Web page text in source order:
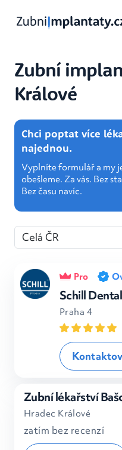
Zubní
Králové
Pro
Schill
Praha 4
Zubní lékařství
Hradec Králové
zatím bez recenzí
Chci poptat více
najednou.
Vyplníte formulář a my
obešleme. Za vás. Bez
Bez času navíc.